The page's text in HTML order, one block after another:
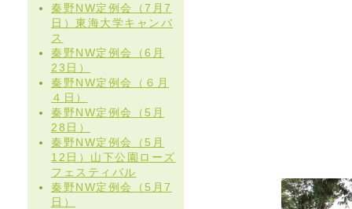
秦野NW定例会（7月7
日）東海大学キャンバ
ス
秦野NW定例会（6月
23日）
秦野NW定例会（６月
４日）
秦野NW定例会（5月
28日）
秦野NW定例会（5月
12日）山下公園ローズ
フェスティバル
秦野NW定例会（5月7
日）